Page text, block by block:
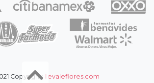
Copyright: llevaleflores.com